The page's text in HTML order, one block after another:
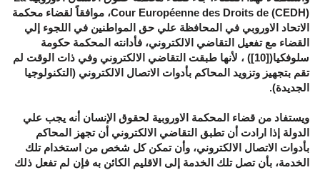
Cour Européenne des Droits de (CEDH)، موافقاً لقضاء محكمة
الاتحاد الاوروبي في المحافظة علي حق المواطنين في اللجوء إلي
القضاء مع تفعيل التقاضي الالكتروني، فأدانته المحكمة حكومة
سلوفكيا([10]) ، لأنها طبقت التقاضي الالكتروني وفي ذات الوقت لم
تقم بتجهيز وتزويد المحاكم بأدوات الاتصال الالكتروني (التكنولوجيا
الجديدة).
ويستفاد من قضاء المحكمة الاوروبية لحقوق الإنسان أنه يجب علي
الدولة إذا ارادت أن تطبق التقاضي الالكتروني أن تجهز المحاكم
بأدوات الاتصال الالكتروني، وأن تمكن كل شخص من استخدام تلك
الخدمة، بأن تصل تلك الخدمة إلى الاقليم الكائن به فإن لم تفعل ذلك